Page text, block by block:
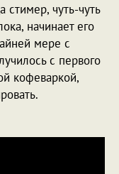
стимер, чуть-чуть
начинает его
мере с
с первого
кофеваркой,